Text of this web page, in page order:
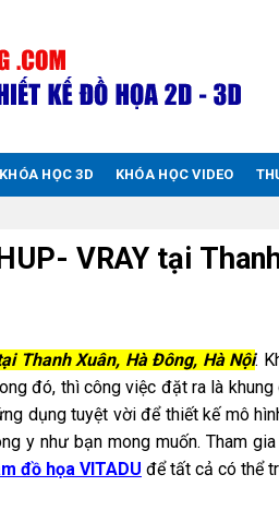
KHÓA HỌC 3D KHÓA HỌC VIDEO
VRAY tại
Thanh Xuân, Hà Đông, Hà Nội.
đó, thì công việc đặt ra là
dụng tuyệt vời để thiết kế mô
y như bạn mong muốn. Tham gia
đồ họa VITADU để tất cả có thể